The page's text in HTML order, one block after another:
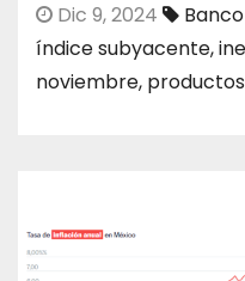
Dic 9, 2024
índice subyacente,
noviembre,